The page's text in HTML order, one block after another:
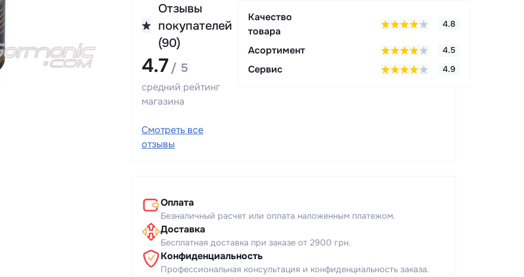
Отзывы
покупателей
(90)
4.7 / 5
средний рейтинг
магазина
Смотреть все
отзывы
Качество
товара
4.8
Асортимент 4.5
Сервис 4.9
Оплата
Безналичный расчет или оплата наложенным платежом.
Доставка
Бесплатная доставка при заказе от 2900 грн.
Конфиденциальность
Профессиональная консультация и конфиденциальность заказа.